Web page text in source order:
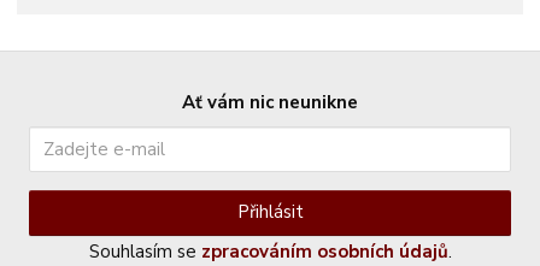
Ať vám nic neunikne
Přihlásit
Souhlasím se zpracováním osobních údajů.